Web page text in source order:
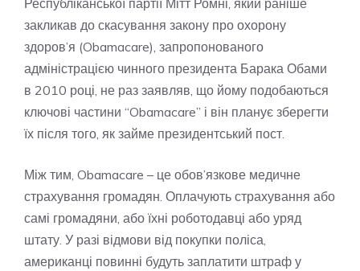
Республіканської партії Мітт Ромні, який раніше
закликав до скасування закону про охорону
здоров’я (Obamacare), запропонованого
адміністрацією чинного президента Барака Обами
в 2010 році, не раз заявляв, що йому подобаються
ключові частини “Obamacare” і він планує зберегти
їх після того, як займе президентський пост.
Між тим, Obamacare – це обов’язкове медичне
страхування громадян. Оплачують страхування або
самі громадяни, або їхні роботодавці або уряд
штату. У разі відмови від покупки поліса,
американці повинні будуть заплатити штраф у